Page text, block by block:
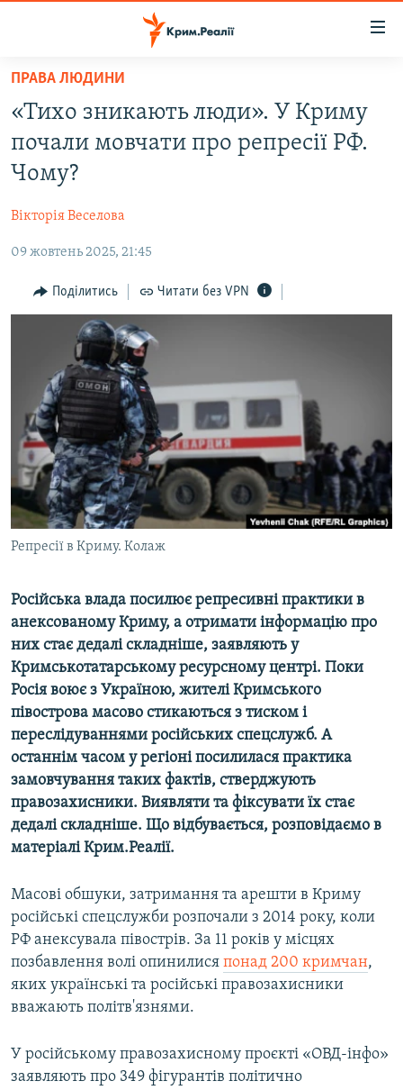
Перейти
основного
матеріалу
Перейти
основної
навігації
Перейти
пошуку
ВІДЕО ТА ФОТО
БЛОГИ
ПОГЛЯД
ІНТЕРВ'Ю
ВСЕ ЗА ДЕНЬ
СПЕЦПРОЕКТИ
ДЕПОРТАЦІЯ
ВІДЕОУРОКИ «ELIFBE»
СВІДЧЕННЯ ОКУПАЦІЇ
УКРАЇНСЬКА ПРОБЛЕМА КРИМУ
ІНФОГРАФІКА
ЯК ОБІЙТИ БЛОКУВАННЯ
Русский
Qırımtatar
ДОЛУЧАЙСЯ!
Усі сайти RFE/RL
ПРАВА ЛЮДИНИ
«Тихо зникають люди». У Криму
почали мовчати про репресії РФ.
Чому?
Вікторія Веселова
09 жовтень 2025, 21:45
Поділитись Читати без VPN
Репресії в Криму. Колаж
Російська влада посилює репресивні практики в
анексованому Криму, а отримати інформацію про
них стає дедалі складніше, заявляють у
Кримськотатарському ресурсному центрі. Поки
Росія воює з Україною, жителі Кримського
півострова масово стикаються з тиском і
переслідуваннями російських спецслужб. А
останнім часом у регіоні посилилася практика
замовчування таких фактів, стверджують
правозахисники. Виявляти та фіксувати їх стає
дедалі складніше. Що відбувається, розповідаємо в
матеріалі Крим.Реалії.
Масові обшуки, затримання та арешти в Криму
російські спецслужби розпочали з 2014 року, коли
РФ анексувала півострів. За 11 років у місцях
позбавлення волі опинилися понад 200 кримчан,
яких українські та російські правозахисники
вважають політв'язнями.
У російському правозахисному проєкті «ОВД-інфо»
заявляють про 349 фігурантів політично